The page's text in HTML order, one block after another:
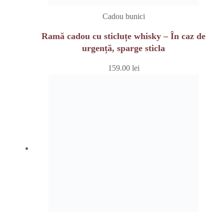
Cadou bunici
Ramă cadou cu sticluțe whisky – În caz de
urgență, sparge sticla
159.00 lei